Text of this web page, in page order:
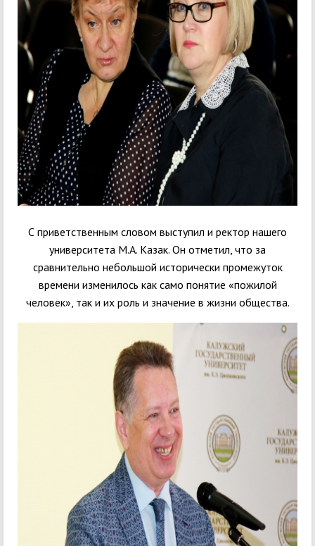
С приветственным словом выступил и ректор нашего
университета М.А. Казак. Он отметил, что за
сравнительно небольшой исторически промежуток
времени изменилось как само понятие «пожилой
человек», так и их роль и значение в жизни общества.